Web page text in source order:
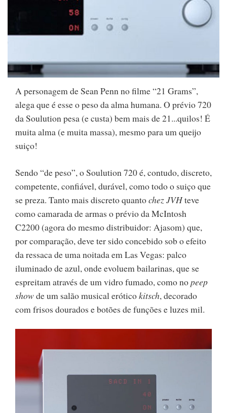
A personagem de Sean Penn no filme “21 Grams”,
alega que é esse o peso da alma humana. O prévio 720
da Soulution pesa (e custa) bem mais de 21...quilos! É
muita alma (e muita massa), mesmo para um queijo
suiço!
Sendo “de peso”, o Soulution 720 é, contudo, discreto,
competente, confiável, durável, como todo o suiço que
se preza. Tanto mais discreto quantochez JVHteve
como camarada de armas o prévio da McIntosh
C2200 (agora do mesmo distribuidor: Ajasom) que,
por comparação, deve ter sido concebido sob o efeito
da ressaca de uma noitada em Las Vegas: palco
iluminado de azul, onde evoluem bailarinas, que se
espreitam através de um vidro fumado, como nopeep
showde um salão musical eróticokitsch, decorado
com frisos dourados e botões de funções e luzes mil.